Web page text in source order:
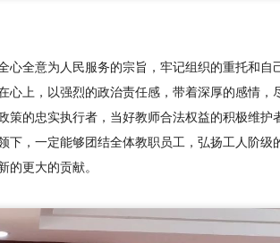
心全意为人民服务的宗旨，牢记组织的重托和自
心上，以强烈的政治责任感，带着深厚的感情，
策的忠实执行者，当好教师合法权益的积极维护
下，一定能够团结全体教职员工，弘扬工人阶级
的更大的贡献。